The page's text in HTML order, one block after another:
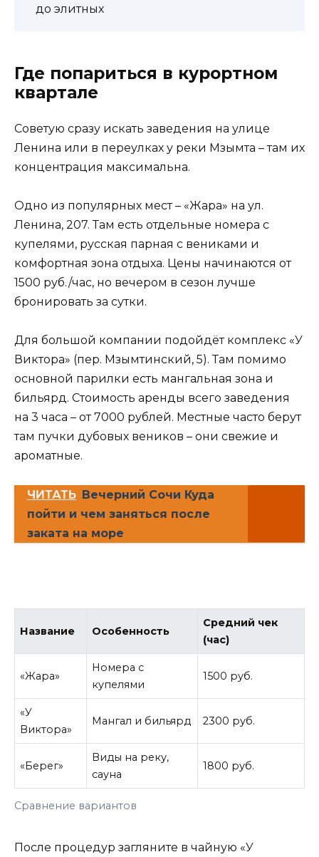
до элитных
Где попариться в курортном
квартале
Советую сразу искать заведения на улице
Ленина или в переулках у реки Мзымта – там их
концентрация максимальна.
Одно из популярных мест – «Жара» на ул.
Ленина, 207. Там есть отдельные номера с
купелями, русская парная с вениками и
комфортная зона отдыха. Цены начинаются от
1500 руб./час, но вечером в сезон лучше
бронировать за сутки.
Для большой компании подойдёт комплекс «У
Виктора» (пер. Мзымтинский, 5). Там помимо
основной парилки есть мангальная зона и
бильярд. Стоимость аренды всего заведения
на 3 часа – от 7000 рублей. Местные часто берут
там пучки дубовых веников – они свежие и
ароматные.
ЧИТАТЬ Вечерний Сочи Куда
пойти и чем заняться после
заката на море
Сравнение вариантов
Название Особенность
Средний чек
(час)
«Жара»
Номера с
купелями
1500 руб.
«У
Виктора»
Мангал и бильярд 2300 руб.
«Берег»
Виды на реку,
сауна
1800 руб.
После процедур загляните в чайную «У